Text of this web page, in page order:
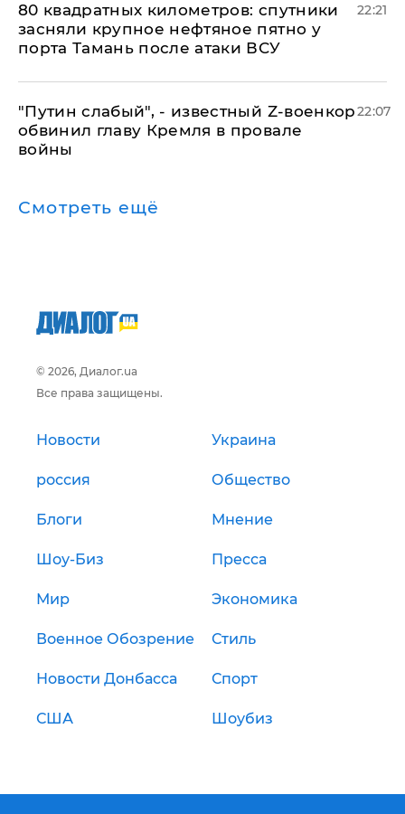
80 квадратных километров: спутники
засняли крупное нефтяное пятно у
порта Тамань после атаки ВСУ
22:21
​"Путин слабый", - известный Z-военкор
обвинил главу Кремля в провале
войны
22:07
Смотреть ещё
© 2026, Диалог.ua
Все права защищены.
Новости Украина
россия Общество
Блоги Мнение
Шоу-Биз Пресса
Мир Экономика
Военное Обозрение Стиль
Новости Донбасса Спорт
США Шоубиз